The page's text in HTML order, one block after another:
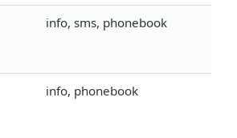
info, sms, phonebook
info, phonebook